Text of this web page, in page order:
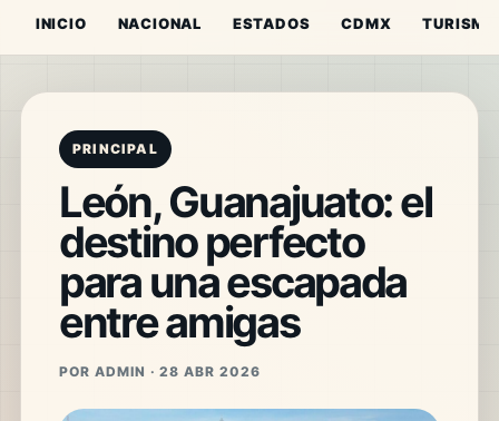
INICIO NACIONAL ESTADOS CDMX TURISMO
PRINCIPAL
León, Guanajuato: el
destino perfecto
para una escapada
entre amigas
POR ADMIN · 28 ABR 2026